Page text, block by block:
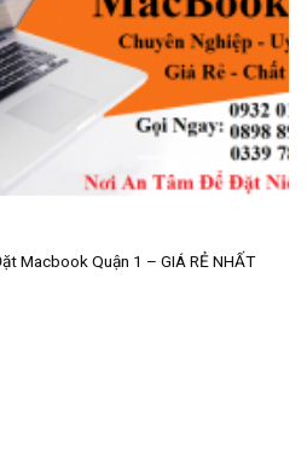
Macbook Quận 1 – GIÁ RẺ NHẤT